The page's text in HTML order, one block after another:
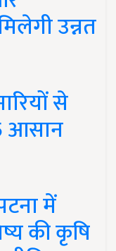
उन्नत
से
आसान
में
की कृषि